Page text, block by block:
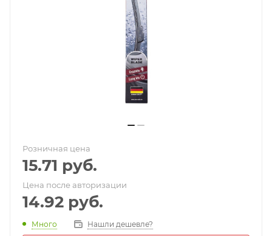
Розничная цена
15.71 руб.
Цена после авторизации
14.92 руб.
Много Нашли дешевле?